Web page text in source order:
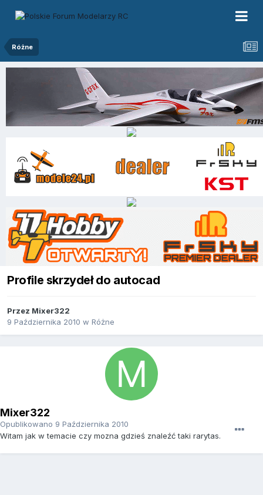
Różne
Profile skrzydeł do autocad
Przez Mixer322
9 Października 2010 w Różne
Mixer322
Opublikowano 9 Października 2010
Witam jak w temacie czy mozna gdzieś znaleźć taki rarytas.